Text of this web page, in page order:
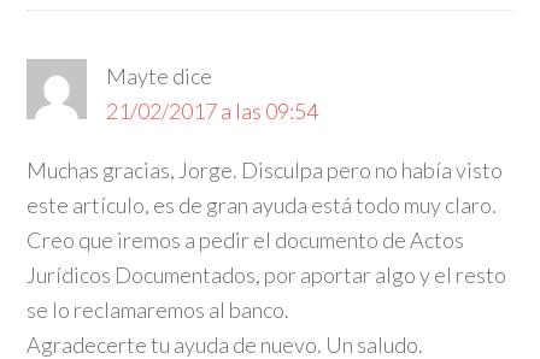
Mayte dice
21/02/2017 a las 09:54
Muchas gracias, Jorge. Disculpa pero no había visto
este artículo, es de gran ayuda está todo muy claro.
Creo que iremos a pedir el documento de Actos
Jurídicos Documentados, por aportar algo y el resto
se lo reclamaremos al banco.
Agradecerte tu ayuda de nuevo. Un saludo.